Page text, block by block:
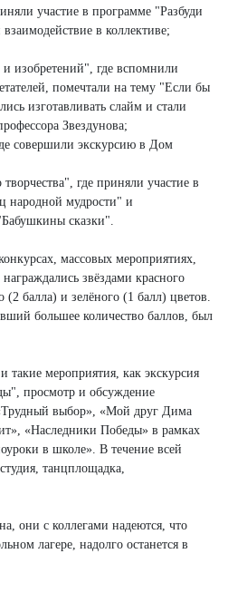
участие в программе "Разбуди
в коллективе;
изобретений", где вспомнили
помечтали на тему "Если бы
изготавливать слайм и стали
Звездунова;
совершили экскурсию в Дом
где приняли участие в
народной мудрости" и
сказки".
массовых мероприятиях,
звёздами красного
балла) и зелёного (1 балл) цветов.
большее количество баллов, был
такие мероприятия, как экскурсия
просмотр и обсуждение
выбор», «Мой друг Дима
«Наследники Победы» в рамках
в школе». В течение всей
танцплощадка,
они с коллегами надеются, что
лагере, надолго останется в